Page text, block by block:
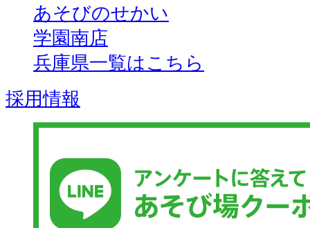
あそびのせかい
学園南店
兵庫県一覧はこちら
採用情報